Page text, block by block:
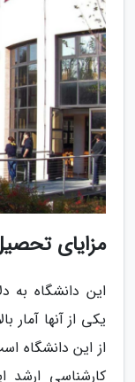
مزایای
این دانشگاه به
یکی از آنها آمار
کارشناسی